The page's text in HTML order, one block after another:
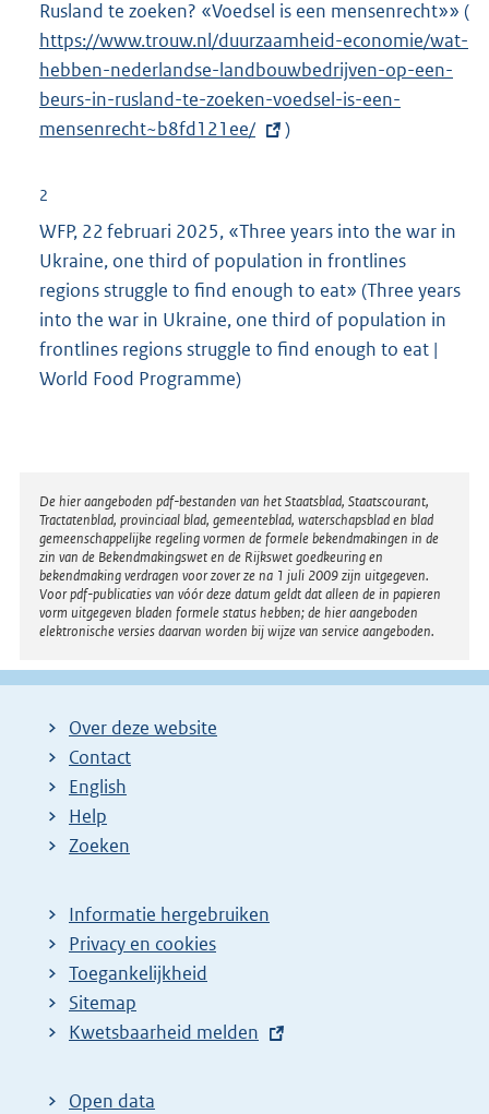
Rusland te zoeken? «Voedsel is een mensenrecht»» (
https://www.trouw.nl/duurzaamheid-economie/wat-
hebben-nederlandse-landbouwbedrijven-op-een-
beurs-in-rusland-te-zoeken-voedsel-is-een-
mensenrecht~b8fd121ee/
)
2
WFP, 22 februari 2025, «Three years into the war in
Ukraine, one third of population in frontlines
regions struggle to find enough to eat» (Three years
into the war in Ukraine, one third of population in
frontlines regions struggle to find enough to eat |
World Food Programme)
Disclaimer
De hier aangeboden pdf-bestanden van het Staatsblad, Staatscourant,
Tractatenblad, provinciaal blad, gemeenteblad, waterschapsblad en blad
gemeenschappelijke regeling vormen de formele bekendmakingen in de
zin van de Bekendmakingswet en de Rijkswet goedkeuring en
bekendmaking verdragen voor zover ze na 1 juli 2009 zijn uitgegeven.
Voor pdf-publicaties van vóór deze datum geldt dat alleen de in papieren
vorm uitgegeven bladen formele status hebben; de hier aangeboden
elektronische versies daarvan worden bij wijze van service aangeboden.
Over deze website
Contact
English
Help
Zoeken
Informatie hergebruiken
Privacy en cookies
Toegankelijkheid
Sitemap
E
t
Kwetsbaarheid melden
Open data